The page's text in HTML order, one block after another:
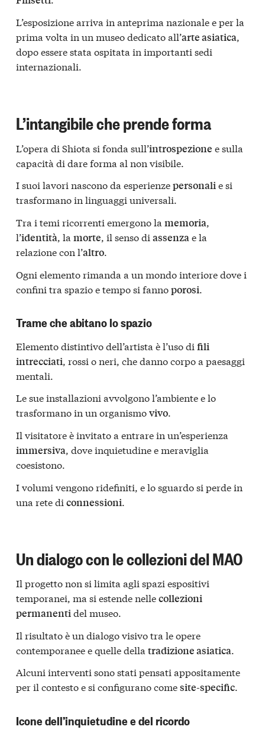
L’esposizione arriva in anteprima nazionale e per la
prima volta in un museo dedicato all’arte asiatica,
dopo essere stata ospitata in importanti sedi
internazionali.
L’intangibile che prende forma
L’opera di Shiota si fonda sull’introspezione e sulla
capacità di dare forma al non visibile.
I suoi lavori nascono da esperienzepersonalie si
trasformano in linguaggi universali.
Tra i temi ricorrenti emergono la memoria,
l’identità, la morte, il senso di assenzae la
relazione con l’altro.
Ogni elemento rimanda a un mondo interiore dove i
confini tra spazio e tempo si fannoporosi
Trame che abitano lo spazio
Elemento distintivo dell’artista è l’uso di fili
intrecciati, rossi o neri, che danno corpo a paesaggi
mentali.
Le sue installazioni avvolgono l’ambiente e lo
trasformano in un organismovivo.
Il visitatore è invitato a entrare in un’esperienza
immersiva, dove inquietudine e meraviglia
coesistono.
I volumi vengono ridefiniti, e lo sguardo si perde in
una rete di connessioni
Un dialogo con le collezioni del MAO
Il progetto non si limita agli spazi espositivi
temporanei, ma si estende nellecollezioni
permanentidel museo.
Il risultato è un dialogo visivo tra le opere
contemporanee e quelle della tradizione asiatica.
Alcuni interventi sono stati pensati appositamente
per il contesto e si configurano comesite-specific.
Icone dell’inquietudine e del ricordo